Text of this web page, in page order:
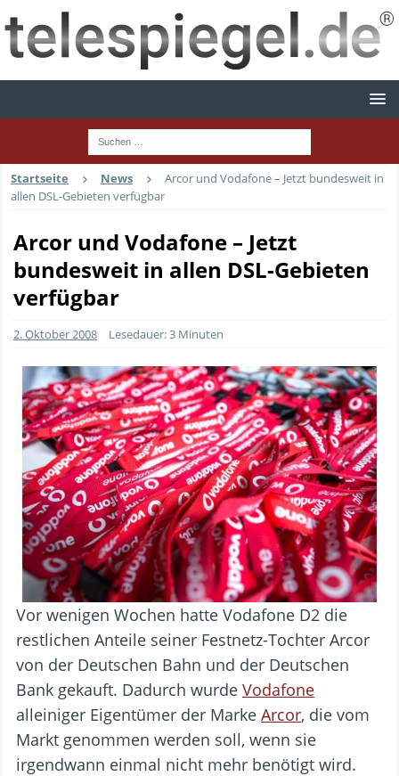
Startseite News
Arcor und Vodafone – Jetzt bundesweit in
allen DSL-Gebieten verfügbar
Arcor und Vodafone – Jetzt
bundesweit in allen DSL-Gebieten
verfügbar
2. Oktober 2008 Lesedauer: 3 Minuten
Vor wenigen Wochen hatte Vodafone D2 die
restlichen Anteile seiner Festnetz-Tochter Arcor
von der Deutschen Bahn und der Deutschen
Bank gekauft. Dadurch wurde Vodafone
alleiniger Eigentümer der Marke Arcor, die vom
Markt genommen werden soll, wenn sie
irgendwann einmal nicht mehr benötigt wird.